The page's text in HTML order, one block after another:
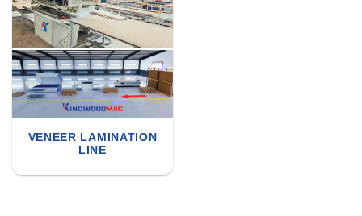
VENEER LAMINATION
LINE